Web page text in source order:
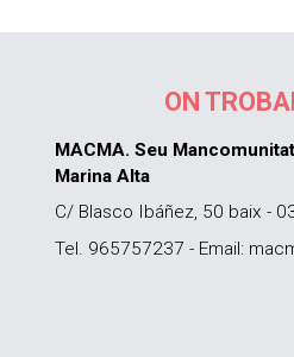
ON
MACMA. Seu
Marina Alta
C/ Blasco Ibáñez, 50 baix -
Tel. 965757237 - Email: